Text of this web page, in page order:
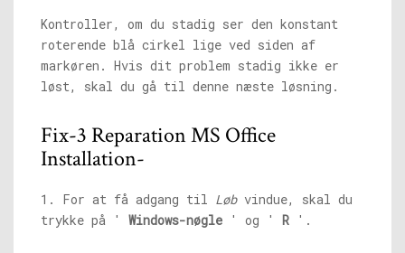
Kontroller, om du stadig ser den konstant
roterende blå cirkel lige ved siden af ​​
markøren. Hvis dit problem stadig ikke er
løst, skal du gå til denne næste løsning.
Fix-3 Reparation MS Office
Installation-
1. For at få adgang til Løbvindue, skal du
trykke på ' Windows-nøgle ' og ' R '.